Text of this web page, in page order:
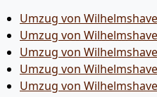
Umzug von
Umzug von
Umzug von
Umzug von
Umzug von